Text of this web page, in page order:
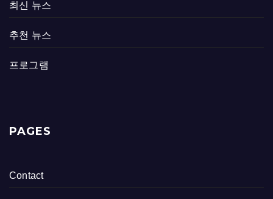
최신 뉴스
추천 뉴스
프로그램
PAGES
Contact